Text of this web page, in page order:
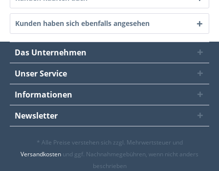
Kunden haben sich ebenfalls angesehen
Das Unternehmen
Unser Service
Informationen
Newsletter
* Alle Preise verstehen sich zzgl. Mehrwertsteuer und
Versandkosten und ggf. Nachnahmegebühren, wenn nicht anders
beschrieben